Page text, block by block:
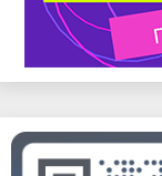
Управление
образования